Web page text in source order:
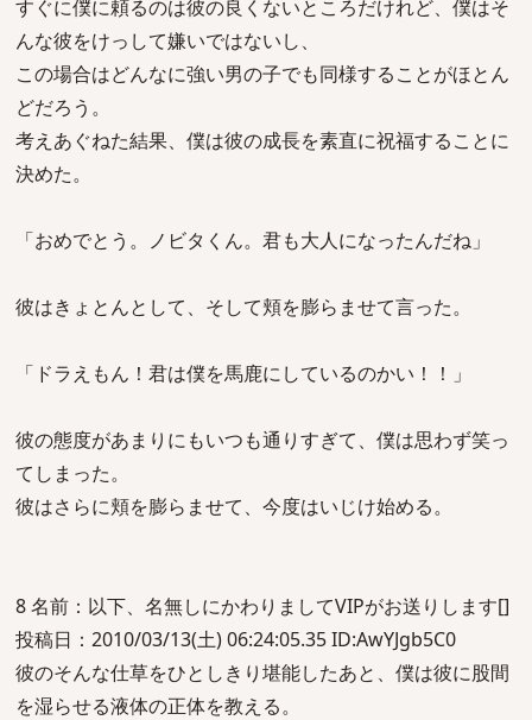
すぐに僕に頼るのは彼の良くないところだけれど、僕はそ
んな彼をけっして嫌いではないし、
この場合はどんなに強い男の子でも同様することがほとん
どだろう。
考えあぐねた結果、僕は彼の成長を素直に祝福することに
決めた。
「おめでとう。ノビタくん。君も大人になったんだね」
彼はきょとんとして、そして頬を膨らませて言った。
「ドラえもん！君は僕を馬鹿にしているのかい！！」
彼の態度があまりにもいつも通りすぎて、僕は思わず笑っ
てしまった。
彼はさらに頬を膨らませて、今度はいじけ始める。
8 名前：以下、名無しにかわりましてVIPがお送りします[]
投稿日：2010/03/13(土) 06:24:05.35 ID:AwYJgb5C0
彼のそんな仕草をひとしきり堪能したあと、僕は彼に股間
を湿らせる液体の正体を教える。